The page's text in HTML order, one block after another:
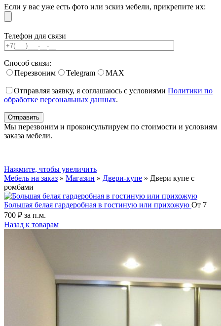
Если у вас уже есть фото или эскиз мебели, прикрепите их:
Телефон для связи
Способ связи:
Перезвоним
Telegram MAX
Отправляя заявку, я соглашаюсь с условиями Политики по
обработке персональных данных.
Мы перезвоним и проконсультируем по стоимости и условиям
заказа мебели.
Нажмите, чтобы увеличить
Мебель на заказ » Магазин » Двери-купе » Двери купе с
ромбами
Большая белая гардеробная в гостиную или прихожую От 7
700 ₽ за п.м.
Назад к товарам